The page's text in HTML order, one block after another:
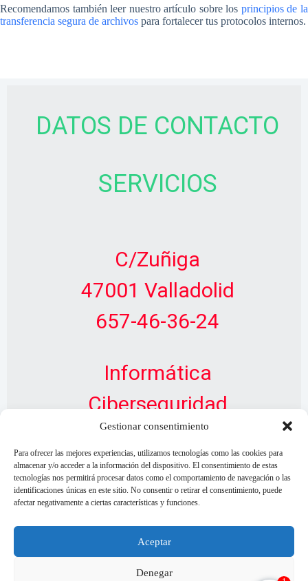
Gestionar consentimiento
Para ofrecer las mejores experiencias, utilizamos tecnologías como las cookies para
almacenar y/o acceder a la información del dispositivo. El consentimiento de estas
tecnologías nos permitirá procesar datos como el comportamiento de navegación o las
identificaciones únicas en este sitio. No consentir o retirar el consentimiento, puede
afectar negativamente a ciertas características y funciones.
Aceptar
Denegar
Recomendamos también leer nuestro artículo sobre los principios de la
transferencia segura de archivos para fortalecer tus protocolos internos.
DATOS DE CONTACTO
SERVICIOS
C/Zuñiga
47001 Valladolid
657-46-36-24
Informática
Ciberseguridad
Diseño Web